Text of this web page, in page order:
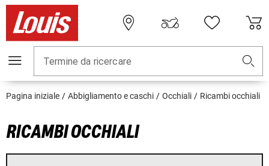
Termine da ricercare
Pagina iniziale Abbigliamento e caschi Occhiali Ricambi occhiali
RICAMBI OCCHIALI